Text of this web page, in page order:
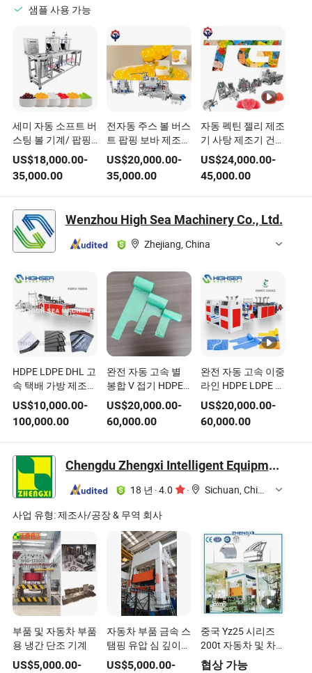
샘플 사용 가능
세미 자동 소프트 버
스팅 볼 기계/ 팝핑
보바 기계 젤리 볼
기계
US$18,000.00-
35,000.00
전자동 주스 볼 버스
트 팝핑 보바 제조기
판매
US$20,000.00-
35,000.00
자동 펙틴 젤리 제조
기 사탕 제조기 건강
한 모발 보호 젤리
아이볼 자동 부드러
운 사탕 기계
US$24,000.00-
45,000.00
Wenzhou High Sea Machinery Co., Ltd.
Zhejiang, China
HDPE LDPE DHL 고
속 택배 가방 제조
가격, FedEx, EMS
익스프레스 가방 측
면 밀봉 택배 가방
제작 기계 자동 접착
제 포함
US$10,000.00-
100,000.00
완전 자동 고속 별
봉합 V 접기 HDPE
LDPE 생분해성 쓰
레기 비닐봉지 제조
기계 롤 티셔츠 조끼
봉투 자동 리와인더
US$20,000.00-
60,000.00
완전 자동 고속 이중
라인 HDPE LDPE 생
분해성 쓰레기 쇼핑
T-셔츠 S-컷 비닐봉
지 제작 기계 가격
자동 장력 속도
US$20,000.00-
60,000.00
Chengdu Zhengxi Intelligent Equipment Group Co., Ltd.
18 년 ·4.0 ·
Sichuan, China
사업 유형:제조사/공장 & 무역 회사
부품 및 자동차 부품
용 냉간 단조 기계
US$5,000.00-
자동차 부품 금속 스
탬핑 유압 심 깊이
성형 프레스 기계
US$5,000.00-
중국 Yz25 시리즈
200t 자동차 및 차체
패널 제작용 유압 프
협상 가능